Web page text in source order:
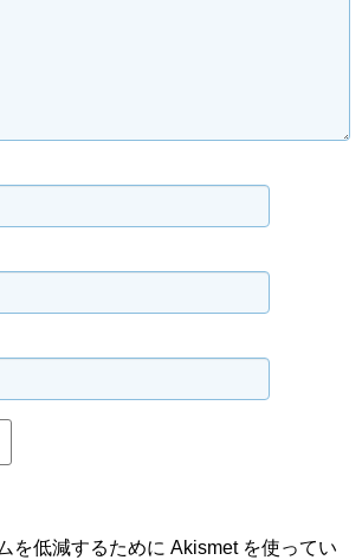
を低減するために Akismet を使ってい